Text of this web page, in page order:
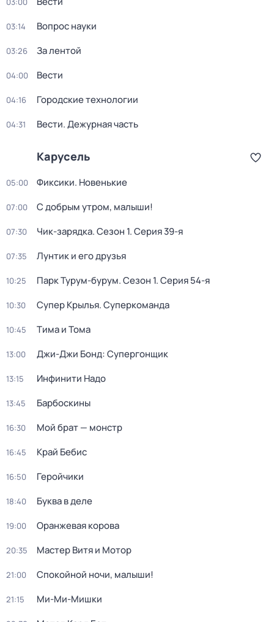
03:14 Вопрос науки
03:26 За лентой
04:00 Вести
04:16 Городские технологии
04:31 Вести. Дежурная часть
Карусель
05:00 Фиксики. Новенькие
07:00 С добрым утром, малыши!
07:30 Чик-зарядка. Сезон 1. Серия 39-я
07:35 Лунтик и его друзья
10:25 Парк Турум-бурум. Сезон 1. Серия 54-я
10:30 Супер Крылья. Суперкоманда
10:45 Тима и Тома
13:00 Джи-Джи Бонд: Супергонщик
13:15 Инфинити Надо
13:45 Барбоскины
16:30 Мой брат — монстр
16:45 Край Бебис
16:50 Геройчики
18:40 Буква в деле
19:00 Оранжевая корова
20:35 Мастер Витя и Мотор
21:00 Спокойной ночи, малыши!
21:15 Ми-Ми-Мишки